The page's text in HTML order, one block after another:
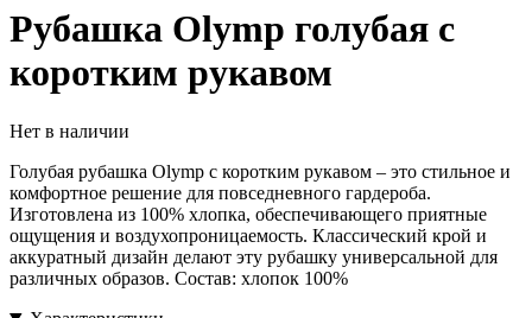
Рубашка Olymp голубая с
коротким рукавом
Нет в наличии
Голубая рубашка Olymp с коротким рукавом – это стильное и
комфортное решение для повседневного гардероба.
Изготовлена из 100% хлопка, обеспечивающего приятные
ощущения и воздухопроницаемость. Классический крой и
аккуратный дизайн делают эту рубашку универсальной для
различных образов. Состав: хлопок 100%